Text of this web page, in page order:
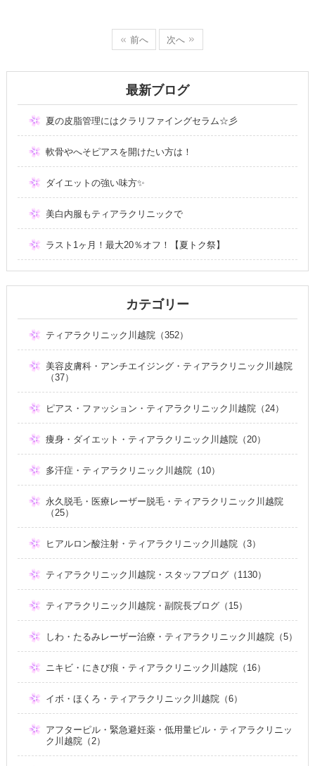
前へ 次へ
最新ブログ
夏の皮脂管理にはクラリファイングセラム☆彡
軟骨やへそピアスを開けたい方は！
ダイエットの強い味方✨
美白内服もティアラクリニックで
ラスト1ヶ月！最大20％オフ！【夏トク祭】
カテゴリー
ティアラクリニック川越院（352）
美容皮膚科・アンチエイジング・ティアラクリニック川越院
（37）
ピアス・ファッション・ティアラクリニック川越院（24）
痩身・ダイエット・ティアラクリニック川越院（20）
多汗症・ティアラクリニック川越院（10）
永久脱毛・医療レーザー脱毛・ティアラクリニック川越院
（25）
ヒアルロン酸注射・ティアラクリニック川越院（3）
ティアラクリニック川越院・スタッフブログ（1130）
ティアラクリニック川越院・副院長ブログ（15）
しわ・たるみレーザー治療・ティアラクリニック川越院（5）
ニキビ・にきび痕・ティアラクリニック川越院（16）
イボ・ほくろ・ティアラクリニック川越院（6）
アフターピル・緊急避妊薬・低用量ピル・ティアラクリニッ
ク川越院（2）